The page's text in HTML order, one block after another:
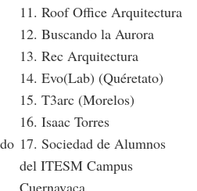
11. Roof Office Arquitectura
12. Buscando la Aurora
13. Rec Arquitectura
14. Evo(Lab) (Quéretato)
15. T3arc (Morelos)
16. Isaac Torres
17. Sociedad de Alumnos
del ITESM Campus
Cuernavaca